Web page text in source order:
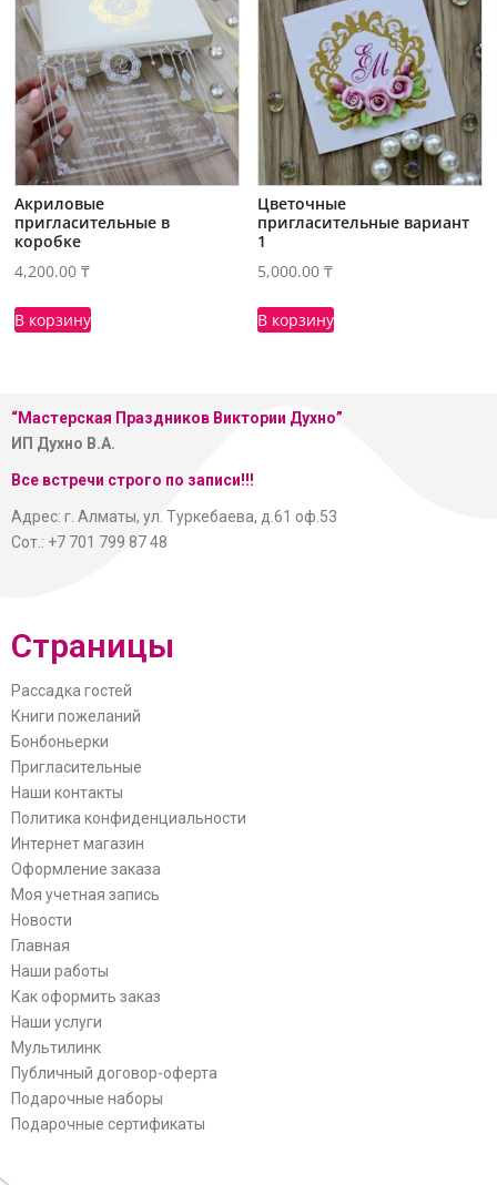
Акриловые
пригласительные в
коробке
4,200.00₸
В корзину
Цветочные
пригласительные вариант
1
5,000.00₸
В корзину
“Мастерская Праздников Виктории Духно”
ИП Духно В.А.
Все встречи строго по записи!!!
Адрес: г. Алматы, ул. Туркебаева, д.61 оф.53
Сот.: +7 701 799 87 48
Страницы
Рассадка гостей
Книги пожеланий
Бонбоньерки
Пригласительные
Наши контакты
Политика конфиденциальности
Интернет магазин
Оформление заказа
Моя учетная запись
Новости
Главная
Наши работы
Как оформить заказ
Наши услуги
Мультилинк
Публичный договор-оферта
Подарочные наборы
Подарочные сертификаты